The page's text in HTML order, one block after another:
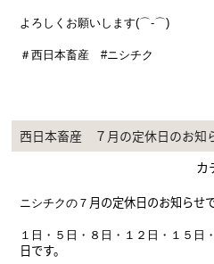
よろしくお願いします(⌒-⌒)
＃西日本畜産 #ニシチク
西日本畜産 ７月の定休日のお知
カ
ニシチクの７ 月の定休日のお知らせで
１日・５日・８ 日・１２日・１５日
日です。